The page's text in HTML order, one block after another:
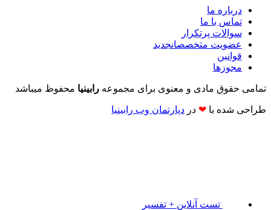
درباره ما
تماس با ما
سوالات پرتکرار
عضویت متخصصانجدید
قوانین
مجوزها
تمامی حقوق مادی و معنوی برای مجموعه رابینیا محفوظ میباشد
طراحی شده با ❤ در دپارتمان وب رابینیا​​
تست آنلاین + تفسیر